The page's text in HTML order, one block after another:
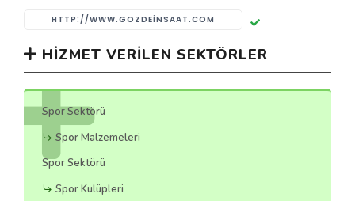
HTTP://WWW.GOZDEINSAAT.COM
HIZMET VERILEN SEKTÖRLER
Spor Sektörü
Spor Malzemeleri
Spor Sektörü
Spor Kulüpleri